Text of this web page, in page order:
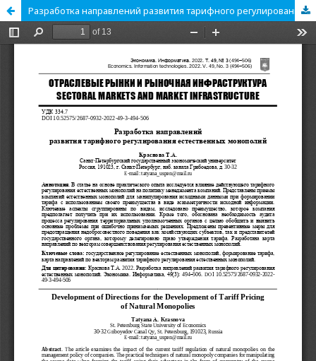
Разработка направлений развития тарифного регулирования естественных монополий